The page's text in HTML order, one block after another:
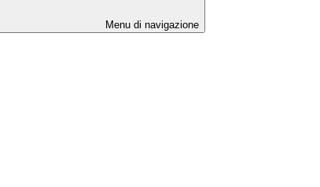
Menu di navigazione